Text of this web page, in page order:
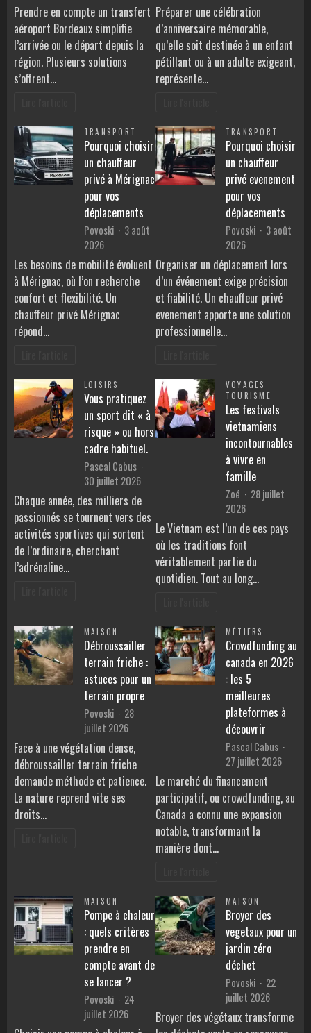
Prendre en compte un transfert
aéroport Bordeaux simplifie
l’arrivée ou le départ depuis la
région. Plusieurs solutions
s’offrent…
Préparer une célébration
d’anniversaire mémorable,
qu’elle soit destinée à un enfant
pétillant ou à un adulte exigeant,
représente…
TRANSPORT
Pourquoi choisir
un chauffeur
privé à Mérignac
pour vos
déplacements
Povoski
3 août
2026
Les besoins de mobilité évoluent
à Mérignac, où l’on recherche
confort et flexibilité. Un
chauffeur privé Mérignac
répond…
TRANSPORT
Pourquoi choisir
un chauffeur
privé evenement
pour vos
déplacements
Povoski
3 août
2026
Organiser un déplacement lors
d’un événement exige précision
et fiabilité. Un chauffeur privé
evenement apporte une solution
professionnelle…
LOISIRS
Vous pratiquez
un sport dit « à
risque » ou hors
cadre habituel.
Pascal Cabus
30 juillet 2026
Chaque année, des milliers de
passionnés se tournent vers des
activités sportives qui sortent
de l’ordinaire, cherchant
l’adrénaline…
VOYAGES
TOURISME
Les festivals
vietnamiens
incontournables
à vivre en
famille
Zoé
28 juillet
2026
Le Vietnam est l’un de ces pays
où les traditions font
véritablement partie du
quotidien. Tout au long…
MAISON
Débroussailler
terrain friche :
astuces pour un
terrain propre
Povoski
28
juillet 2026
Face à une végétation dense,
débroussailler terrain friche
demande méthode et patience.
La nature reprend vite ses
droits…
MÉTIERS
Crowdfunding au
canada en 2026
: les 5
meilleures
plateformes à
découvrir
Pascal Cabus
27 juillet 2026
Le marché du financement
participatif, ou crowdfunding, au
Canada a connu une expansion
notable, transformant la
manière dont…
MAISON
Pompe à chaleur
: quels critères
prendre en
compte avant de
se lancer ?
Povoski
24
juillet 2026
MAISON
Broyer des
vegetaux pour un
jardin zéro
déchet
Povoski
22
juillet 2026
Broyer des végétaux transforme